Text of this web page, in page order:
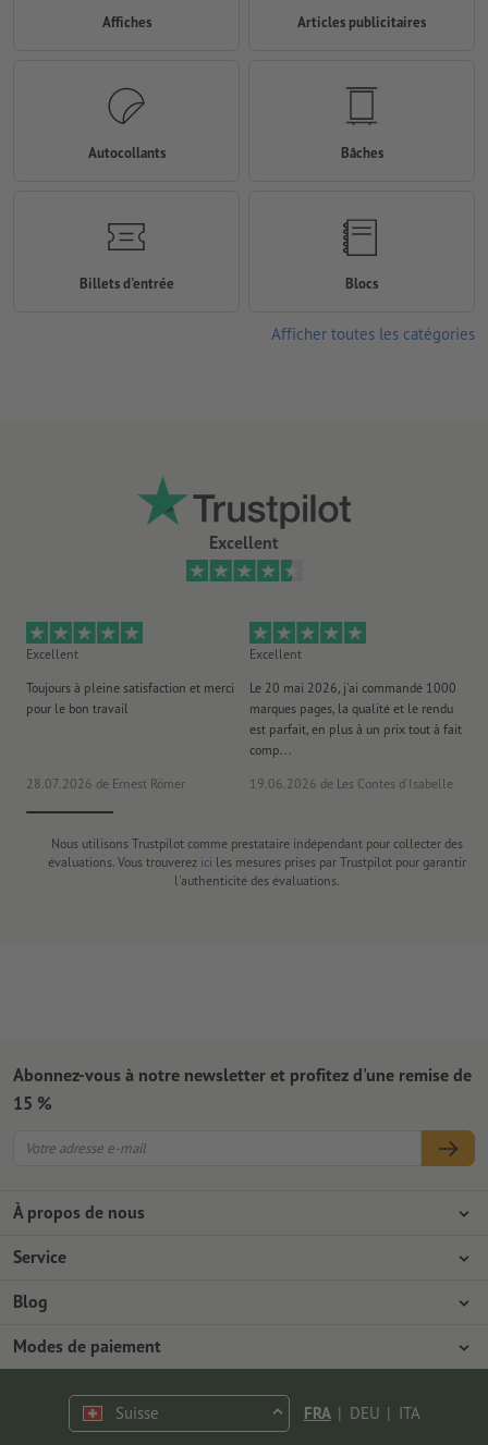
Excellent
Excellent
Toujours à pleine satisfaction et merci
pour le bon travail
28.07.2026 de Ernest Römer
Excellent
Le 20 mai 2026, j'ai commandé 1000
marques pages, la qualité et le rendu
est parfait, en plus à un prix tout à fait
comp...
19.06.2026 de Les Contes d'Isabelle
Nous utilisons Trustpilot comme prestataire indépendant pour collecter des
évaluations. Vous trouverez ici les mesures prises par Trustpilot pour garantir
l'authenticité des évaluations.
Affiches Articles publicitaires
Autocollants Bâches
Billets d'entrée Blocs
Afficher toutes les catégories
À propos de nous
L'entreprise
Protection de l'environnement
Service
Modes de paiement
Expédition
Programme Premium
Blog
Tutoriels Photoshop
Polices & Fonts gratuits
Modes de paiement
Abonnez-vous à notre newsletter et profitez d'une remise de
15 %
Suisse FRA | DEU | ITA